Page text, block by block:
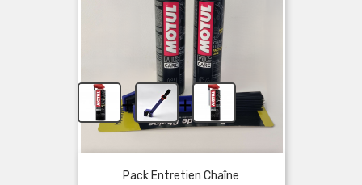
+ +
Pack Entretien Chaîne